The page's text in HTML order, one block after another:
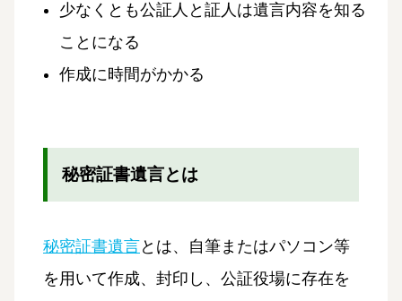
少なくとも公証人と証人は遺言内容を知る
ことになる
作成に時間がかかる
秘密証書遺言とは
秘密証書遺言とは、自筆またはパソコン等
を用いて作成、封印し、公証役場に存在を